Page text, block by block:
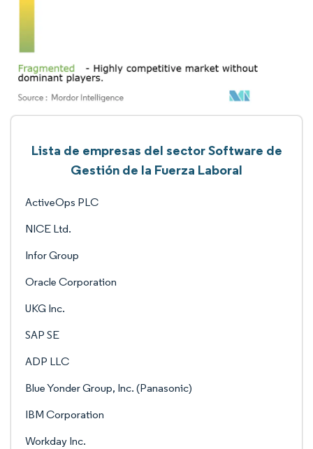
Lista de empresas del sector Software de
Gestión de la Fuerza Laboral
ActiveOps PLC
NICE Ltd.
Infor Group
Oracle Corporation
UKG Inc.
SAP SE
ADP LLC
Blue Yonder Group, Inc. (Panasonic)
IBM Corporation
Workday Inc.